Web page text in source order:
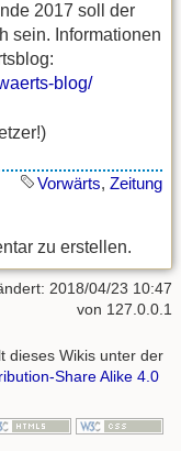
2017 soll der
sein. Informationen
blog/
Vorwärts, Zeitung
zu erstellen.
2018/04/23 10:47
von 127.0.0.1
dieses Wikis unter der
Share Alike 4.0